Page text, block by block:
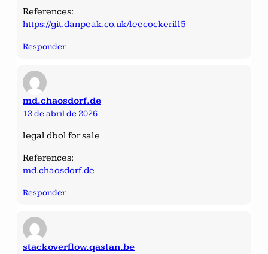
References:
https://git.danpeak.co.uk/leecockerill5
Responder
md.chaosdorf.de
12 de abril de 2026
legal dbol for sale
References:
md.chaosdorf.de
Responder
stackoverflow.qastan.be